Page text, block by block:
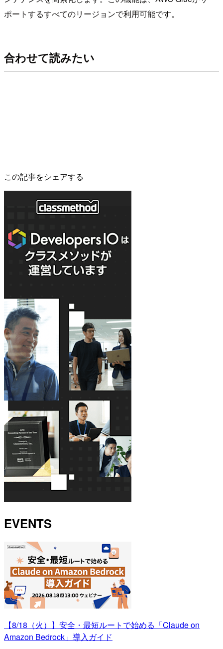
ポートするすべてのリージョンで利用可能です。
合わせて読みたい
この記事をシェアする
EVENTS
【8/18（火）】安全・最短ルートで始める「Claude on
Amazon Bedrock」導入ガイド